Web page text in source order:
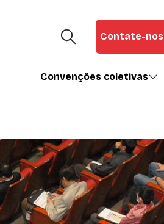
Contate-nos
Convenções coletivas